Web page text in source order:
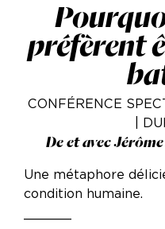
préfèrent
CONFÉRENCE
|
De et avec
Une métaphore
condition humaine.